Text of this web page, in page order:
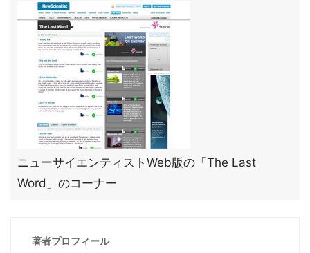
ニューサイエンティストWeb版の「The Last
Word」のコーナー
著者プロフィール